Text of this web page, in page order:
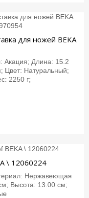
для ножей BEKA
Акация; Длина: 15.2
Цвет: Натуральный;
2250 г;
\ 12060224
Нержавеющая
Высота: 13.00 см;